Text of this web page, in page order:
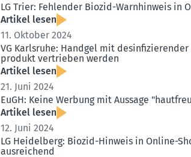
LG Trier: Fehlender Biozid-Warnhinweis in
Artikel lesen
11. Oktober 2024
VG Karlsruhe: Handgel mit
produkt vertrieben werden
Artikel lesen
21. Juni 2024
EuGH: Keine Werbung mit Aussage
Artikel lesen
12. Juni 2024
LG Heidelberg: Biozid-Hinweis in Online-
ausrei­chend